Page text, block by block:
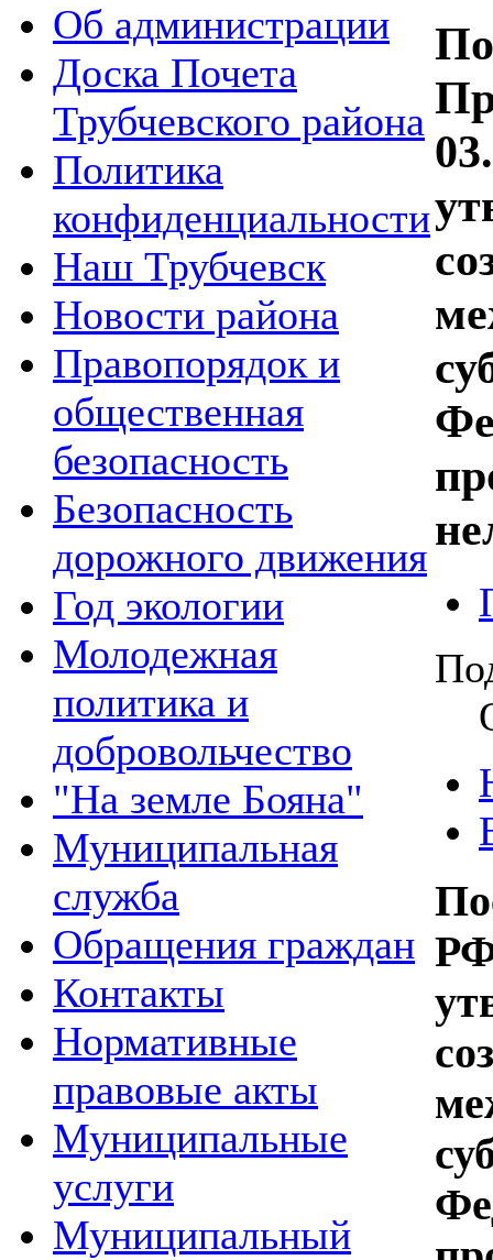
Об администрации
Доска Почета
Трубчевского района
Политика
конфиденциальности
Наш Трубчевск
Новости района
Правопорядок и
общественная
безопасность
Безопасность
дорожного движения
Год экологии
Молодежная
политика и
добровольчество
"На земле Бояна"
Муниципальная
служба
Обращения граждан
Контакты
Нормативные
правовые акты
Муниципальные
услуги
Муниципальный